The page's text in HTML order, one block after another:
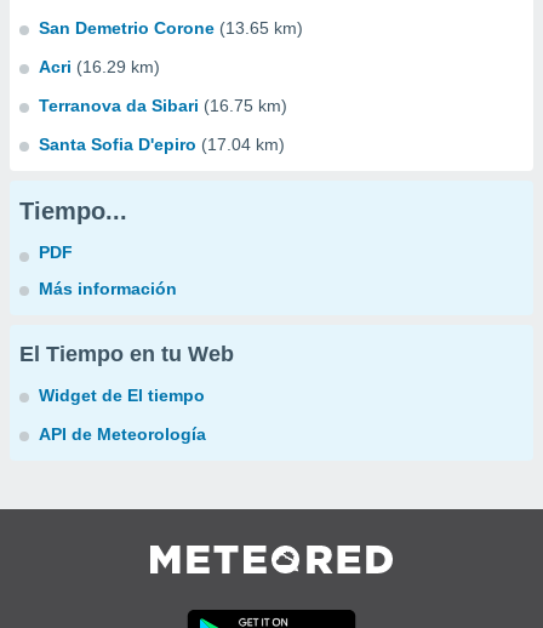
San Demetrio Corone (13.65 km)
Acri (16.29 km)
Terranova da Sibari (16.75 km)
Santa Sofia D'epiro (17.04 km)
Tiempo...
PDF
Más información
El Tiempo en tu Web
Widget de El tiempo
API de Meteorología